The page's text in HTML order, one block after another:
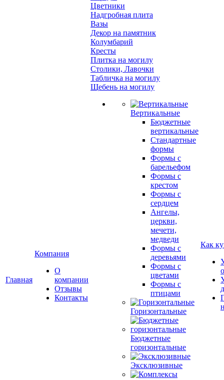
Главная
Компания
О
компании
Отзывы
Контакты
Цветники
Надгробная плита
Вазы
Декор на памятник
Колумбарий
Кресты
Плитка на могилу
Столики, Лавочки
Табличка на могилу
Щебень на могилу
Вертикальные
Бюджетные
вертикальные
Стандартные
формы
Формы с
барельефом
Формы с
крестом
Формы с
сердцем
Ангелы,
церкви,
мечети,
медведи
Формы с
деревьями
Формы с
цветами
Формы с
птицами
Горизонтальные
Бюджетные
горизонтальные
Эксклюзивные
Как